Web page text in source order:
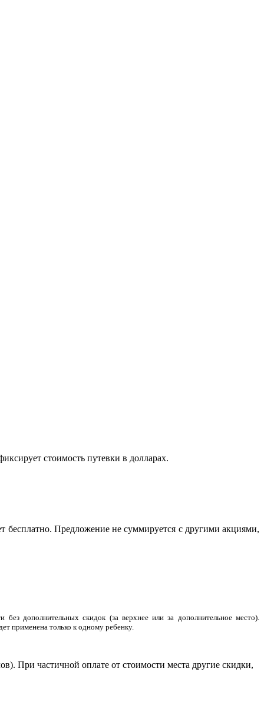
стоимость путевки в долларах.
бесплатно. Предложение не суммируется с другими акциями,
дополнительных скидок (за верхнее или за дополнительное место).
применена только к одному ребенку.
При частичной оплате от стоимости места другие скидки,